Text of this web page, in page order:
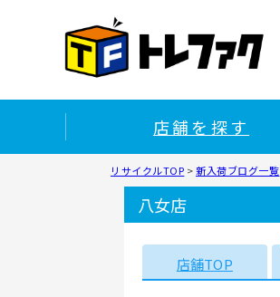
店舗を探す
リサイクルTOP >新入荷ブログ一覧
八女店
店舗TOP